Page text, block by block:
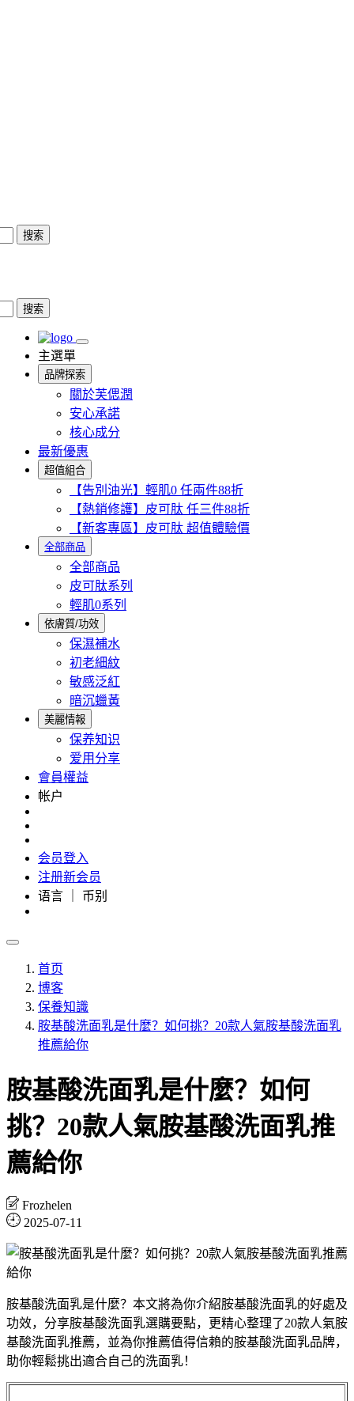
搜索
搜索
主選單
品牌探索
關於芙偲潤
安心承諾
核心成分
最新優惠
超值組合
【告別油光】輕肌0 任兩件88折
【熱銷修護】皮可肽 任三件88折
【新客專區】皮可肽 超值體驗價
全部商品
全部商品
皮可肽系列
輕肌0系列
依膚質/功效
保濕補水
初老細紋
敏感泛紅
暗沉蠟黃
美麗情報
保养知识
爱用分享
會員權益
帐户
会员登入
注册新会员
语言 ｜ 币别
首页
博客
保養知識
胺基酸洗面乳是什麼？如何挑？20款人氣胺基酸洗面乳
推薦給你
胺基酸洗面乳是什麼？如何
挑？20款人氣胺基酸洗面乳推
薦給你
Frozhelen
2025-07-11
胺基酸洗面乳是什麼？本文將為你介紹胺基酸洗面乳的好處及
功效，分享胺基酸洗面乳選購要點，更精心整理了20款人氣胺
基酸洗面乳推薦，並為你推薦值得信賴的胺基酸洗面乳品牌，
助你輕鬆挑出適合自己的洗面乳！